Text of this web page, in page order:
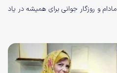
و روزگار جوانی برای همیشه در یاد